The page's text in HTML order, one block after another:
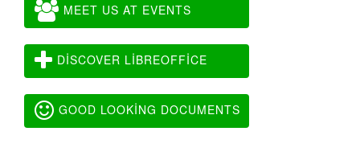
MEET US AT EVENTS
DISCOVER LIBREOFFICE
GOOD LOOKING DOCUMENTS